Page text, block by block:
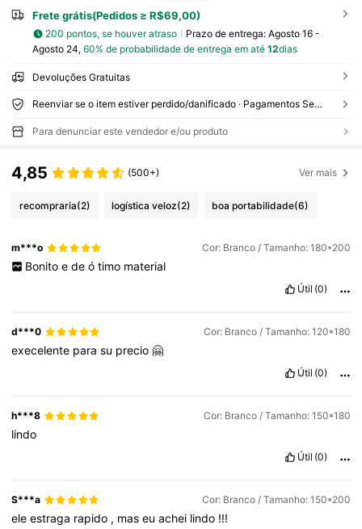
Frete grátis(Pedidos ≥ R$69,00)
200 pontos, se houver atraso Prazo de entrega: Agosto 16 -
Agosto 24, 60% de probabilidade de entrega em até 12dias
Devoluções Gratuitas
Reenviar se o item estiver perdido/danificado · Pagamentos Seguros · Proteção de privacidade
Para denunciar este vendedor e/ou produto
4,85 (500+) Ver mais
recompraria(2) logística veloz(2) boa portabilidade(6)
m***o Cor: Branco / Tamanho: 180*200
Bonito e de ó timo material
Útil (0)
d***0 Cor: Branco / Tamanho: 120*180
execelente parasu precio🤗
Útil (0)
h***8 Cor: Branco / Tamanho: 150*180
lindo
Útil (0)
S***a Cor: Branco / Tamanho: 150*200
eleestraga rapido , maseuachei lindo !!!